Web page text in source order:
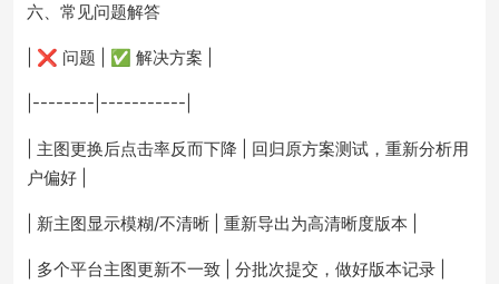
六、常见问题解答
| ❌ 问题 | ✅ 解决方案 |
|--------|-----------|
| 主图更换后点击率反而下降 | 回归原方案测试，重新分析用
户偏好 |
| 新主图显示模糊/不清晰 | 重新导出为高清晰度版本 |
| 多个平台主图更新不一致 | 分批次提交，做好版本记录 |